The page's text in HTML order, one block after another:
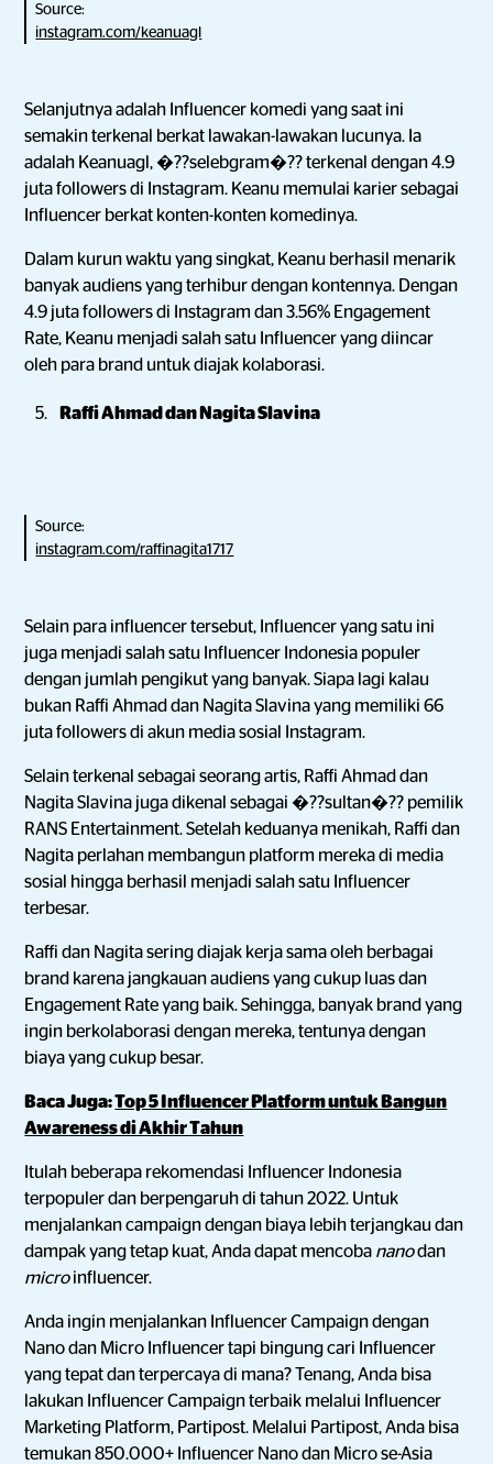
Source:
instagram.com/keanuagl
Selanjutnya adalah Influencer komedi yang saat ini
semakin terkenal berkat lawakan-lawakan lucunya. Ia
adalah Keanuagl, �??selebgram�?? terkenal dengan 4.9
juta followers di Instagram. Keanu memulai karier sebagai
Influencer berkat konten-konten komedinya.
Dalam kurun waktu yang singkat, Keanu berhasil menarik
banyak audiens yang terhibur dengan kontennya. Dengan
4.9 juta followers di Instagram dan 3.56% Engagement
Rate, Keanu menjadi salah satu Influencer yang diincar
oleh para brand untuk diajak kolaborasi.
Raffi Ahmad dan Nagita Slavina
Source:
instagram.com/raffinagita1717
Selain para influencer tersebut, Influencer yang satu ini
juga menjadi salah satu Influencer Indonesia populer
dengan jumlah pengikut yang banyak. Siapa lagi kalau
bukan Raffi Ahmad dan Nagita Slavina yang memiliki 66
juta followers di akun media sosial Instagram.
Selain terkenal sebagai seorang artis, Raffi Ahmad dan
Nagita Slavina juga dikenal sebagai �??sultan�?? pemilik
RANS Entertainment. Setelah keduanya menikah, Raffi dan
Nagita perlahan membangun platform mereka di media
sosial hingga berhasil menjadi salah satu Influencer
terbesar.
Raffi dan Nagita sering diajak kerja sama oleh berbagai
brand karena jangkauan audiens yang cukup luas dan
Engagement Rate yang baik. Sehingga, banyak brand yang
ingin berkolaborasi dengan mereka, tentunya dengan
biaya yang cukup besar.
Baca Juga:Top 5 Influencer Platform untuk Bangun
Awareness di Akhir Tahun
Itulah beberapa rekomendasi Influencer Indonesia
terpopuler dan berpengaruh di tahun 2022. Untuk
menjalankan campaign dengan biaya lebih terjangkau dan
dampak yang tetap kuat, Anda dapat mencoba nanodan
microinfluencer.
Anda ingin menjalankan Influencer Campaign dengan
Nano dan Micro Influencer tapi bingung cari Influencer
yang tepat dan terpercaya di mana? Tenang, Anda bisa
lakukan Influencer Campaign terbaik melalui Influencer
Marketing Platform, Partipost. Melalui Partipost, Anda bisa
temukan 850.000+ Influencer Nano dan Micro se-Asia